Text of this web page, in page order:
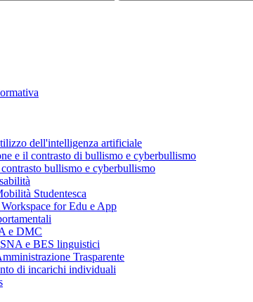
dell'intelligenza artificiale
e il contrasto di bullismo e cyberbullismo
bullismo e cyberbullismo
Studentesca
for Edu e App
e DMC
e BES linguistici
Trasparente
di incarichi individuali